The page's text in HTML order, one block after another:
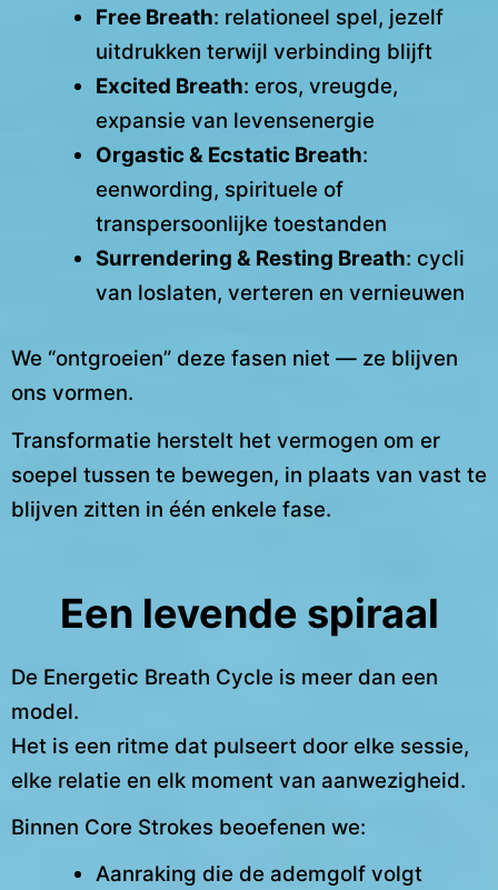
Free Breath: relationeel spel, jezelf
uitdrukken terwijl verbinding blijft
Excited Breath: eros, vreugde,
expansie van levensenergie
Orgastic & Ecstatic Breath:
eenwording, spirituele of
transpersoonlijke toestanden
Surrendering & Resting Breath: cycli
van loslaten, verteren en vernieuwen
We “ontgroeien” deze fasen niet — ze blijven
ons vormen.
Transformatie herstelt het vermogen om er
soepel tussen te bewegen, in plaats van vast te
blijven zitten in één enkele fase.
Een levende spiraal
De Energetic Breath Cycle is meer dan een
model.
Het is een ritme dat pulseert door elke sessie,
elke relatie en elk moment van aanwezigheid.
Binnen Core Strokes beoefenen we:
Aanraking die de ademgolf volgt